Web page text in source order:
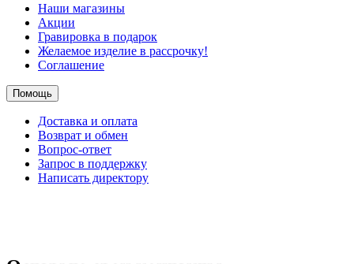
Наши магазины
Акции
Гравировка в подарок
Желаемое изделие в рассрочку!
Соглашение
Помощь
Доставка и оплата
Возврат и обмен
Вопрос-ответ
Запрос в поддержку
Написать директору